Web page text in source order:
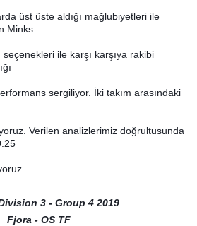
üst üste aldığı mağlubiyetleri ile
Minks
ile karşı karşıya rakibi
sergiliyor. İki takım arasındaki
Verilen analizlerimiz doğrultusunda
3 - Group 4 2019
Fjora - OS TF